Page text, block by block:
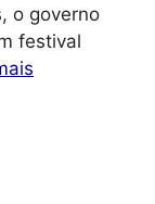
o governo
festival